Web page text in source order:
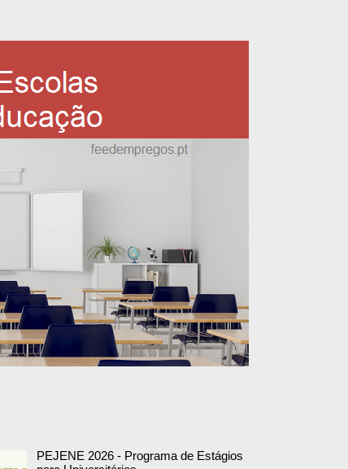
PEJENE 2026 - Programa de Estágios